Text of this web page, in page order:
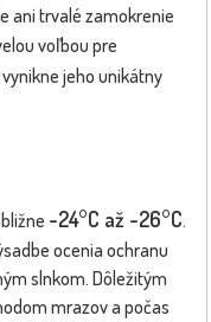
ani trvalé zamokrenie
voľbou pre
vynikne jeho unikátny
-24°C až -26°C.
ocenia ochranu
slnkom. Dôležitým
mrazov a počas